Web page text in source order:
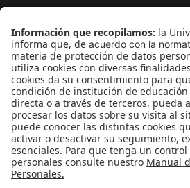
CONTÁCTANOS
cerosetenta@uniandes.edu.co
BOGOTÁ, COLOMBIA
NEWSLETTER